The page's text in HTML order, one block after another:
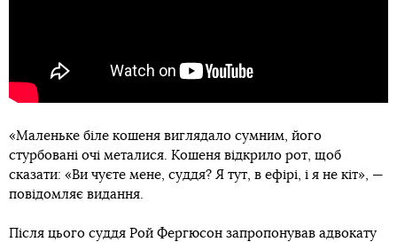
«Маленьке біле кошеня виглядало сумним, його
стурбовані очі металися. Кошеня відкрило рот, щоб
сказати: «Ви чуєте мене, суддя? Я тут, в ефірі, і я не кіт», —
повідомляє видання.
Після цього суддя Рой Фергюсон запропонував адвокату